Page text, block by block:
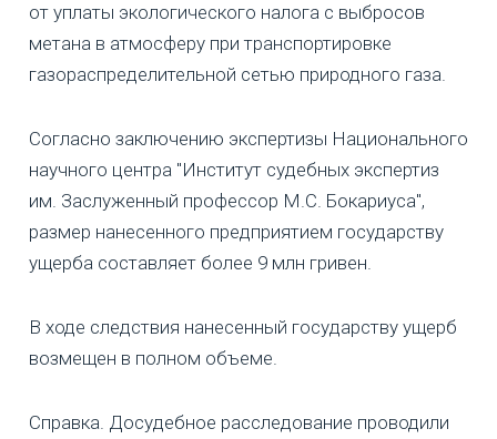
от уплаты экологического налога с выбросов
метана в атмосферу при транспортировке
газораспределительной сетью природного газа.
Согласно заключению экспертизы Национального
научного центра "Институт судебных экспертиз
им. Заслуженный профессор М.С. Бокариуса",
размер нанесенного предприятием государству
ущерба составляет более 9 млн гривен.
В ходе следствия нанесенный государству ущерб
возмещен в полном объеме.
Справка. Досудебное расследование проводили